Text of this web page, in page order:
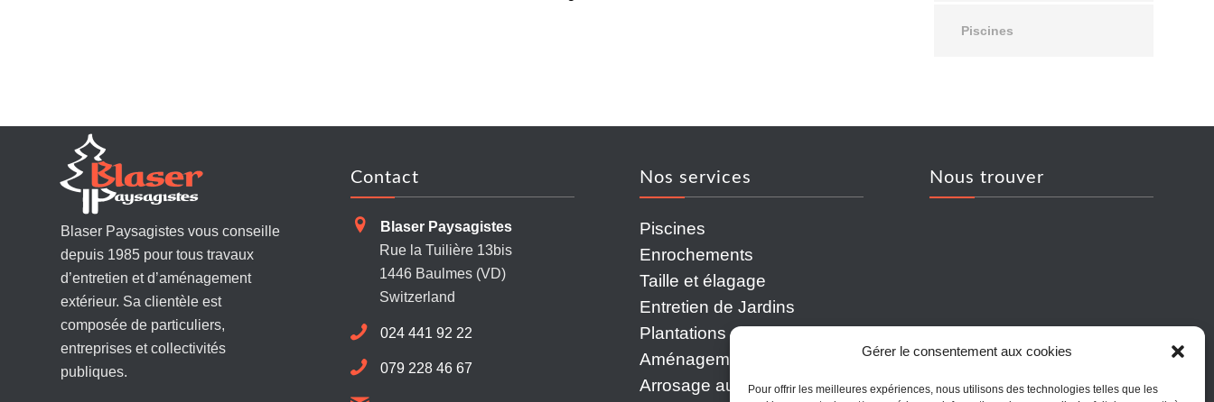
Gérer le consentement aux cookies
Pour offrir les meilleures expériences, nous utilisons des technologies telles que les
Piscines
Blaser Paysagistes vous conseille
depuis 1985 pour tous travaux
d’entretien et d’aménagement
extérieur. Sa clientèle est
composée de particuliers,
entreprises et collectivités
publiques.
Contact
Blaser Paysagistes
Rue la Tuilière 13bis
1446 Baulmes (VD)
Switzerland
024 441 92 22
079 228 46 67
Nos services
Piscines
Enrochements
Taille et élagage
Entretien de Jardins
Plantations et
Aménagements Minéraux
Arrosage automatique
Nous trouver